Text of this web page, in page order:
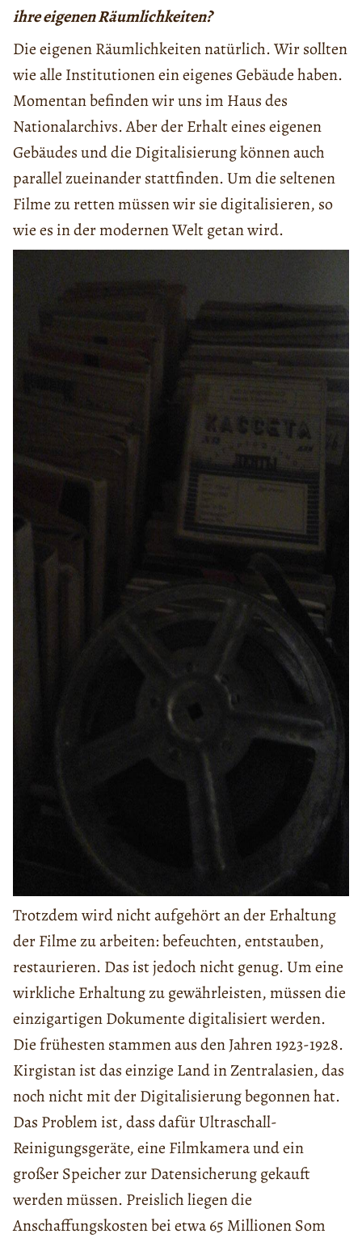
ihre eigenen Räumlichkeiten?
Die eigenen Räumlichkeiten natürlich. Wir sollten
wie alle Institutionen ein eigenes Gebäude haben.
Momentan befinden wir uns im Haus des
Nationalarchivs. Aber der Erhalt eines eigenen
Gebäudes und die Digitalisierung können auch
parallel zueinander stattfinden. Um die seltenen
Filme zu retten müssen wir sie digitalisieren, so
wie es in der modernen Welt getan wird.
Trotzdem wird nicht aufgehört an der Erhaltung
der Filme zu arbeiten: befeuchten, entstauben,
restaurieren. Das ist jedoch nicht genug. Um eine
wirkliche Erhaltung zu gewährleisten, müssen die
einzigartigen Dokumente digitalisiert werden.
Die frühesten stammen aus den Jahren 1923-1928.
Kirgistan ist das einzige Land in Zentralasien, das
noch nicht mit der Digitalisierung begonnen hat.
Das Problem ist, dass dafür Ultraschall-
Reinigungsgeräte, eine Filmkamera und ein
großer Speicher zur Datensicherung gekauft
werden müssen. Preislich liegen die
Anschaffungskosten bei etwa 65 Millionen Som